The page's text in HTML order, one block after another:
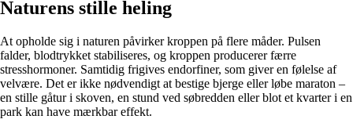
Naturens stille heling
At opholde sig i naturen påvirker kroppen på flere måder. Pulsen
falder, blodtrykket stabiliseres, og kroppen producerer færre
stresshormoner. Samtidig frigives endorfiner, som giver en følelse af
velvære. Det er ikke nødvendigt at bestige bjerge eller løbe maraton –
en stille gåtur i skoven, en stund ved søbredden eller blot et kvarter i en
park kan have mærkbar effekt.